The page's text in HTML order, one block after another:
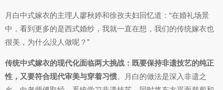
月白中式嫁衣的主理人廖秋婷和徐孜夫妇回忆道：“在婚礼场景
中，看到更多的是西式婚纱，我就一直在想，我们的传统嫁衣也
很美，为什么没人做呢？”
传统中式嫁衣的现代化面临两大挑战：既要保持非遗技艺的纯正
性，又要符合现代审美与穿着习惯。月白的做法是深入非遗之